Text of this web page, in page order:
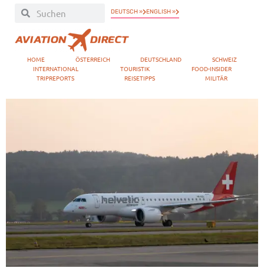
DEUTSCH » ENGLISH »
HOME ÖSTERREICH DEUTSCHLAND
SCHWEIZ
INTERNATIONAL
TOURISTIK
FOOD-INSIDER
TRIPREPORTS
REISETIPPS MILITÄR